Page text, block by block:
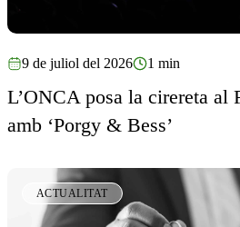
9 de juliol del 2026 1 min
L’ONCA posa la cirereta al
amb ‘Porgy & Bess’
ACTUALITAT